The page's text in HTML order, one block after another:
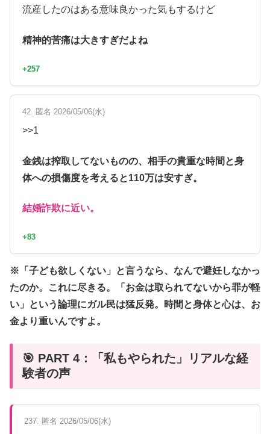
流産したのはある意味良かった気もするけど
精神的苦痛は大きすぎだよね
+257
42. 匿名 2026/05/06(水)
>>1
金銭は搾取してないものの、相手の貴重な時間と身
体への損傷度を考えると110万は安すぎ。
結婚詐欺に近い。
+83
※「子ども欲しくない」と言うなら、なんで避妊しなかっ
たのか。これに尽きる。「お金は取られてないから罪が軽
い」という論理にガル民は猛反発。時間と身体と心は、お
金より重いんですよ。
🎯 PART 4：「私もやられた」リアルな経
験者の声
237. 匿名 2026/05/06(水)